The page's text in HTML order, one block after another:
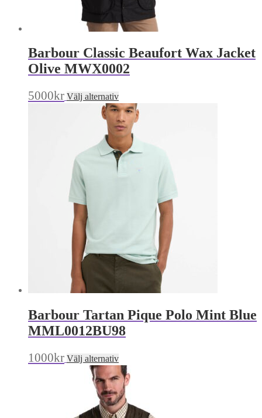
Barbour Classic Beaufort Wax Jacket
Olive MWX0002
5000kr Välj alternativDen
här
produkten
har
flera
varianter.
De
alternativen
produktsidan
Barbour Tartan Pique Polo Mint Blue
MML0012BU98
1000kr Välj alternativDen
här
produkten
har
flera
varianter.